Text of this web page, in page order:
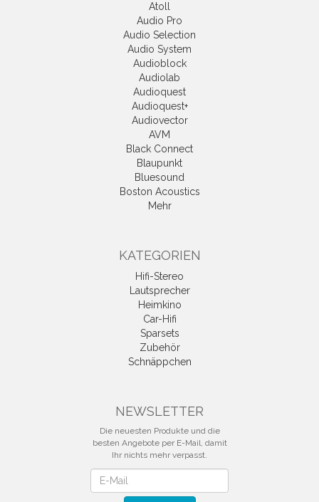
Atoll
Audio Pro
Audio Selection
Audio System
Audioblock
Audiolab
Audioquest
Audioquest+
Audiovector
AVM
Black Connect
Blaupunkt
Bluesound
Boston Acoustics
Mehr
KATEGORIEN
Hifi-Stereo
Lautsprecher
Heimkino
Car-Hifi
Sparsets
Zubehör
Schnäppchen
NEWSLETTER
Die neuesten Produkte und die
besten Angebote per E-Mail, damit
Ihr nichts mehr verpasst.